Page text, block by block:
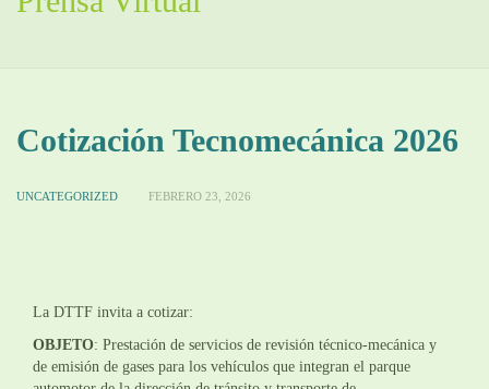
Cotización Tecnomecánica 2026
UNCATEGORIZED FEBRERO 23, 2026
La DTTF invita a cotizar:
OBJETO: Prestación de servicios de revisión técnico-mecánica y
de emisión de gases para los vehículos que integran el parque